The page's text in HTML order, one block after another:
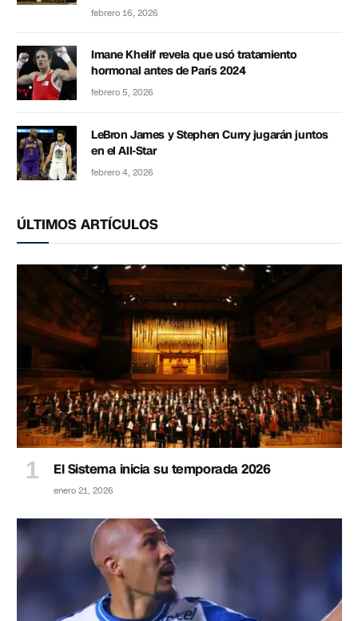
febrero 16, 2026
Imane Khelif revela que usó tratamiento
hormonal antes de París 2024
febrero 5, 2026
LeBron James y Stephen Curry jugarán juntos
en el All-Star
febrero 4, 2026
ÚLTIMOS ARTÍCULOS
El Sistema inicia su temporada 2026
enero 21, 2026